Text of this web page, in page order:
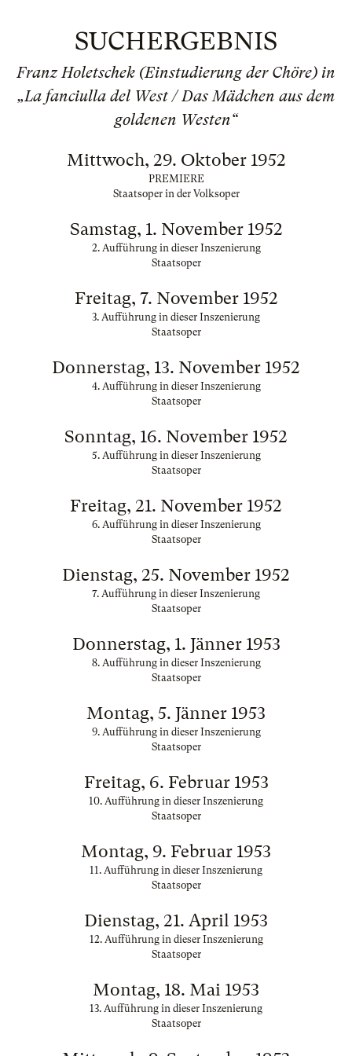
SUCHERGEBNIS
Franz Holetschek (Einstudierung der Chöre) in
„La fanciulla del West / Das Mädchen aus dem
goldenen Westen“
Mittwoch, 29. Oktober 1952
PREMIERE
Staatsoper in der Volksoper
Samstag, 1. November 1952
2. Aufführung in dieser Inszenierung
Staatsoper
Freitag, 7. November 1952
3. Aufführung in dieser Inszenierung
Staatsoper
Donnerstag, 13. November 1952
4. Aufführung in dieser Inszenierung
Staatsoper
Sonntag, 16. November 1952
5. Aufführung in dieser Inszenierung
Staatsoper
Freitag, 21. November 1952
6. Aufführung in dieser Inszenierung
Staatsoper
Dienstag, 25. November 1952
7. Aufführung in dieser Inszenierung
Staatsoper
Donnerstag, 1. Jänner 1953
8. Aufführung in dieser Inszenierung
Staatsoper
Montag, 5. Jänner 1953
9. Aufführung in dieser Inszenierung
Staatsoper
Freitag, 6. Februar 1953
10. Aufführung in dieser Inszenierung
Staatsoper
Montag, 9. Februar 1953
11. Aufführung in dieser Inszenierung
Staatsoper
Dienstag, 21. April 1953
12. Aufführung in dieser Inszenierung
Staatsoper
Montag, 18. Mai 1953
13. Aufführung in dieser Inszenierung
Staatsoper